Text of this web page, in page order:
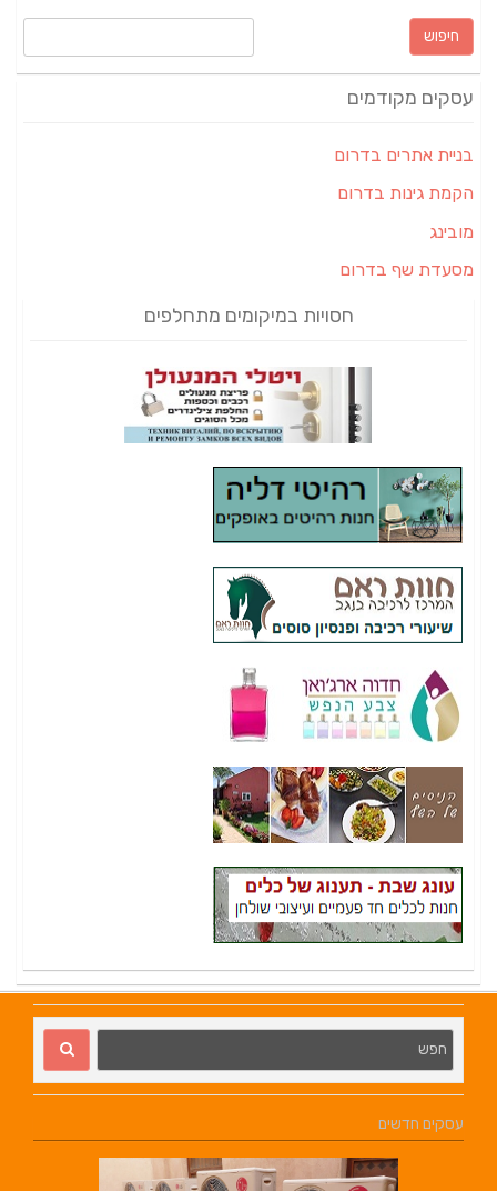
חיפוש:
עסקים מקודמים
בניית אתרים בדרום
הקמת גינות בדרום
מובינג
מסעדת שף בדרום
חסויות במיקומים מתחלפים
עסקים חדשים